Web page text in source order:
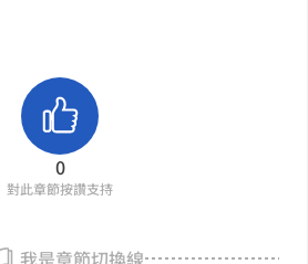
0
對此章節按讚支持
我是章節切換線